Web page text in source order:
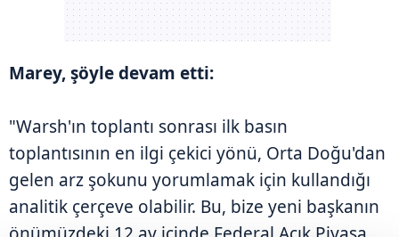
Marey, şöyle devam etti:
"Warsh'ın toplantı sonrası ilk basın
toplantısının en ilgi çekici yönü, Orta Doğu'dan
gelen arz şokunu yorumlamak için kullandığı
analitik çerçeve olabilir. Bu, bize yeni başkanın